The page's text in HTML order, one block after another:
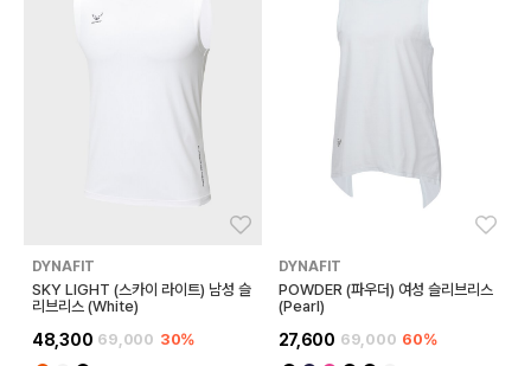
DYNAFIT
SKY LIGHT (스카이 라이트) 남성 슬
리브리스 (White)
48,300 69,000 30%
DYNAFIT
POWDER (파우더) 여성 슬리브리스
(Pearl)
27,600 69,000 60%